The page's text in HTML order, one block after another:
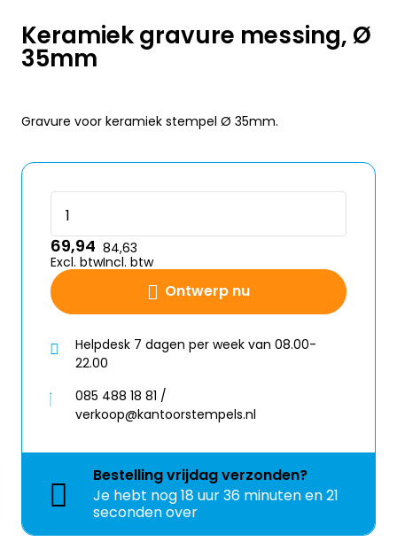
Keramiek gravure messing, Ø
35mm
Gravure voor keramiek stempel Ø 35mm.
Ontwerp nu
69,94
Excl. btw
84,63
Incl. btw
Helpdesk 7 dagen per week van 08.00-
22.00
085 488 18 81 /
verkoop@kantoorstempels.nl
Bestellingvrijdagverzonden?
Je hebt nog18 uur 36 minuten en 20
seconden over